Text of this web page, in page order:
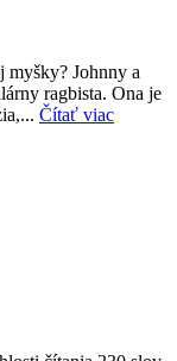
myšky? Johnny a
ragbista. Ona je
Čítať viac